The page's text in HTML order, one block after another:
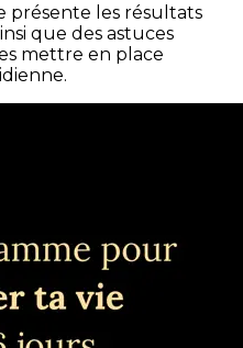
présente les résultats
que des astuces
mettre en place